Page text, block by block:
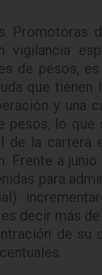
Promotoras
vigilancia
de pesos,
que tienen
y una
pesos, lo que
de la cartera
Frente a
para
decir más
de su